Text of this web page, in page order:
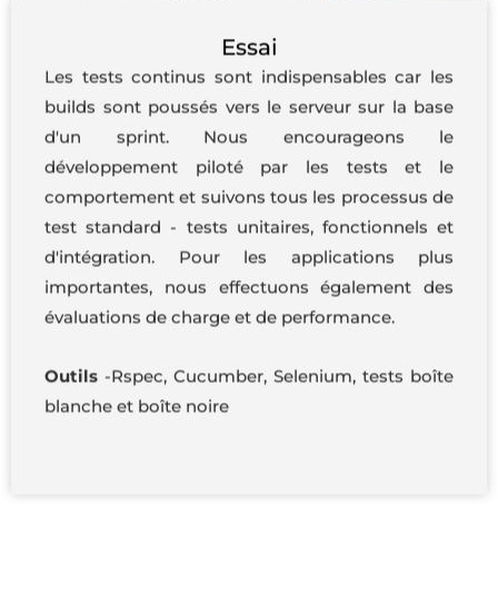
Essai
Les tests continus sont indispensables car les
builds sont poussés vers le serveur sur la base
d'un sprint. Nous encourageons le
développement piloté par les tests et le
comportement et suivons tous les processus de
test standard - tests unitaires, fonctionnels et
d'intégration. Pour les applications plus
importantes, nous effectuons également des
évaluations de charge et de performance.
Outils -Rspec, Cucumber, Selenium, tests boîte
blanche et boîte noire